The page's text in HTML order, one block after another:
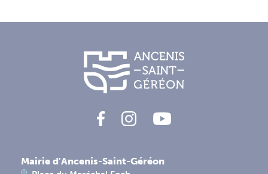
Mairie d'Ancenis-Saint-Géréon